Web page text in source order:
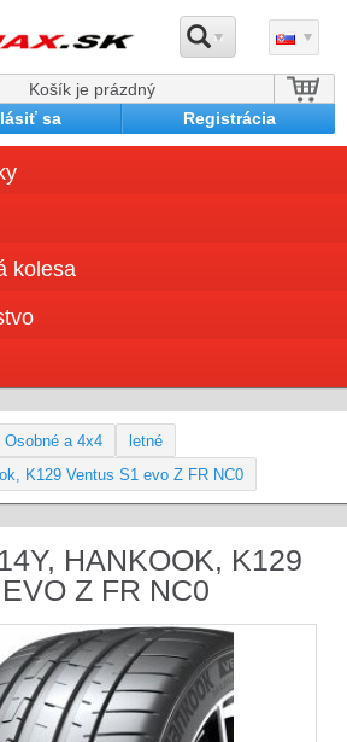
Košík je prázdný
sa
Registrácia
kolesa
Osobné a 4x4
letné
K129 Ventus S1 evo Z FR NC0
HANKOOK, K129
Z FR NC0